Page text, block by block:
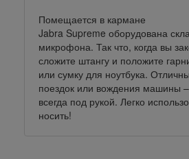
Помещается в кармане
Jabra Supreme оборудована
микрофона. Так что, когда вы
сложите штангу и положите
или сумку для ноутбука.
поездок или вождения машины
всегда под рукой. Легко
носить!